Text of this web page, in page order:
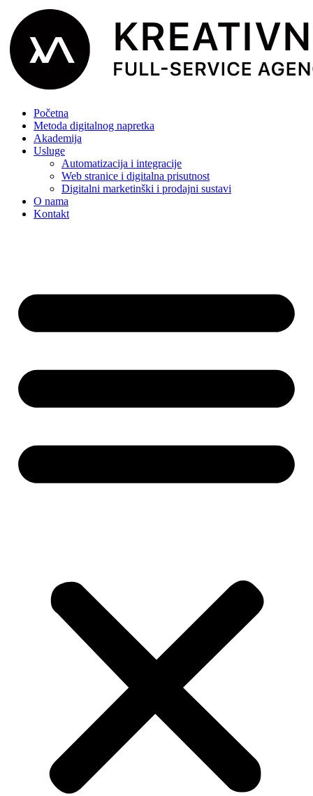
Početna
Metoda digitalnog napretka
Akademija
Usluge
Automatizacija i integracije
Web stranice i digitalna prisutnost
Digitalni marketinški i prodajni sustavi
O nama
Kontakt